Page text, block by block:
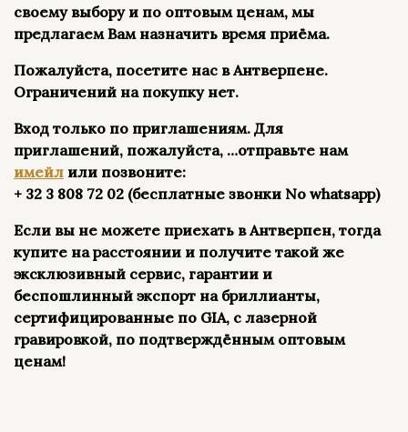
своему выбору и по оптовым ценам, мы
предлагаем Вам назначить время приёма.
Пожалуйста, посетите нас в Антверпене.
Ограничений на покупку нет.
Вход только по приглашениям. Для
приглашений, пожалуйста, …отправьте нам
имейл или позвоните:
+ 32 3 808 72 02 (бесплатные звонки Nо whatsapp)
Если вы не можете приехать в Антверпен, тогда
купите на расстоянии и получите такой же
эксклюзивный сервис, гарантии и
беспошлинный экспорт на бриллианты,
сертифицированные по GIA, с лазерной
гравировкой, по подтверждённым оптовым
ценам!